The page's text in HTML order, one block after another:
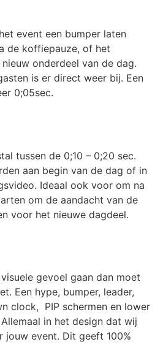
event een bumper laten
de koffiepauze, of het
onderdeel van de dag.
is er direct weer bij. Een
0;05sec.
tussen de 0;10 – 0;20 sec.
aan begin van de dag of in
Ideaal ook voor om na
om de aandacht van de
voor het nieuwe dagdeel.
gevoel gaan dan moet
Een hype, bumper, leader,
clock, PIP schermen en lower
in het design dat wij
jouw event. Dit geeft 100%